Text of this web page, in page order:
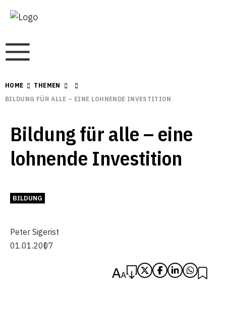
HOME
THEMEN
BILDUNG FÜR ALLE – EINE LOHNENDE INVESTITION
Bildung für alle – eine
lohnende Investition
BILDUNG
Peter Sigerist
01.01.2007